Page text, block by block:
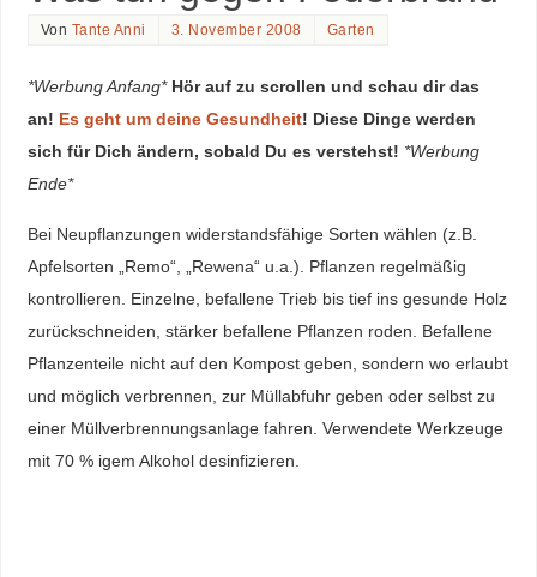
Von Tante Anni 3. November 2008 Garten
*Werbung Anfang* Hör auf zu scrollen und schau dir das
an! Es geht um deine Gesundheit! Diese Dinge werden
sich für Dich ändern, sobald Du es verstehst! *Werbung
Ende*
Bei Neupflanzungen widerstandsfähige Sorten wählen (z.B.
Apfelsorten „Remo“, „Rewena“ u.a.). Pflanzen regelmäßig
kontrollieren. Einzelne, befallene Trieb bis tief ins gesunde Holz
zurückschneiden, stärker befallene Pflanzen roden. Befallene
Pflanzenteile nicht auf den Kompost geben, sondern wo erlaubt
und möglich verbrennen, zur Müllabfuhr geben oder selbst zu
einer Müllverbrennungsanlage fahren. Verwendete Werkzeuge
mit 70 % igem Alkohol desinfizieren.